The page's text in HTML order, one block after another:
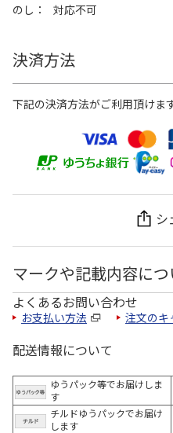
のし
対応不可
決済方法
下記の決済方法がご利用頂けます
シ
マークや記載内容につ
よくあるお問い合わせ
お支払い方法 注文のキ
配送情報について
ゆうパック等でお届けしま
す
チルドゆうパックでお届け
します